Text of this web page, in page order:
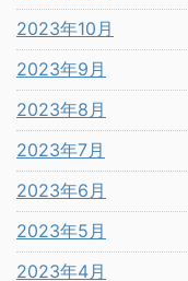
2023年10月
2023年9月
2023年8月
2023年7月
2023年6月
2023年5月
2023年4月